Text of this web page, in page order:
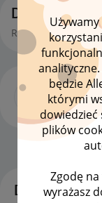
będzie
którymi
dowiedzieć
plików
Zgodę
wyrażasz
Dyskusje
Rozmowy, pytania
Dla Kupujących
Dyskusje